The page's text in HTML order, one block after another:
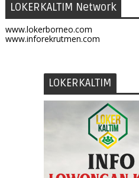
LOKERKALTIM Network
www.lokerborneo.com
www.inforekrutmen.com
LOKERKALTIM